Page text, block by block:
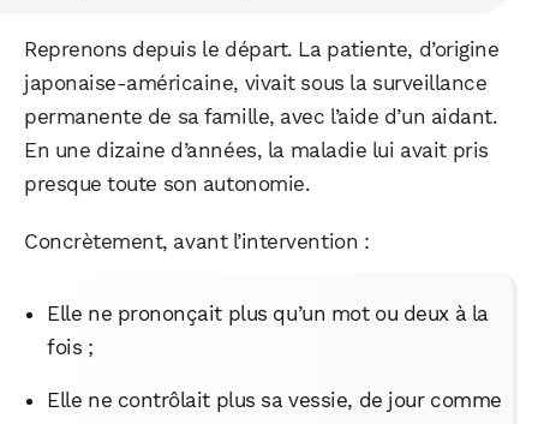
Reprenons depuis le départ. La patiente, d’origine
japonaise-américaine, vivait sous la surveillance
permanente de sa famille, avec l’aide d’un aidant.
En une dizaine d’années, la maladie lui avait pris
presque toute son autonomie.
Concrètement, avant l’intervention :
Elle ne prononçait plus qu’un mot ou deux à la
fois ;
Elle ne contrôlait plus sa vessie, de jour comme